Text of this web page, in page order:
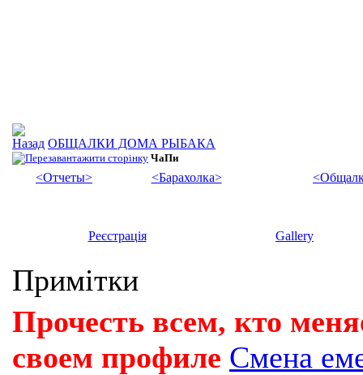
ОБЩАЛКИ ДОМА РЫБАКА
ЧаПи
<Отчеты> <Барахолка>
Реєстрація Gallery
Примітки
Прочесть всем, кто
своем профиле Смена